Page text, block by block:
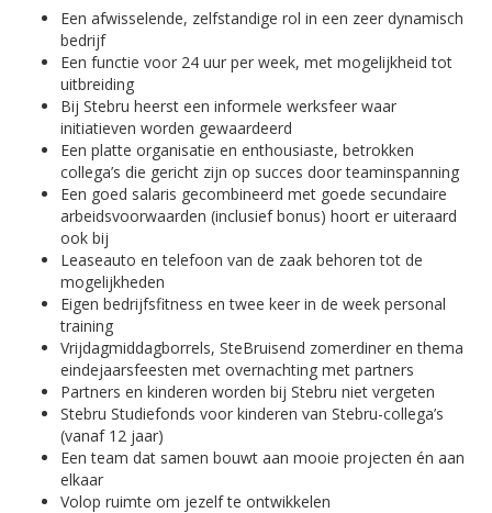
Een afwisselende, zelfstandige rol in een zeer dynamisch
bedrijf
Een functie voor 24 uur per week, met mogelijkheid tot
uitbreiding
Bij Stebru heerst een informele werksfeer waar
initiatieven worden gewaardeerd
Een platte organisatie en enthousiaste, betrokken
collega’s die gericht zijn op succes door teaminspanning
Een goed salaris gecombineerd met goede secundaire
arbeidsvoorwaarden (inclusief bonus) hoort er uiteraard
ook bij
Leaseauto en telefoon van de zaak behoren tot de
mogelijkheden
Eigen bedrijfsfitness en twee keer in de week personal
training
Vrijdagmiddagborrels, SteBruisend zomerdiner en thema
eindejaarsfeesten met overnachting met partners
Partners en kinderen worden bij Stebru niet vergeten
Stebru Studiefonds voor kinderen van Stebru-collega’s
(vanaf 12 jaar)
Een team dat samen bouwt aan mooie projecten én aan
elkaar
Volop ruimte om jezelf te ontwikkelen